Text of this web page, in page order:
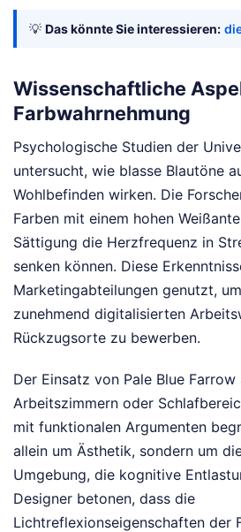
💡 Das könnte Sie interessieren:
Wissenschaftliche
Farbwahrnehmung
Psychologische Studien der
untersucht, wie blasse Blautöne
Wohlbefinden wirken. Die
Farben mit einem hohen
Sättigung die Herzfrequenz in
senken können. Diese
Marketingabteilungen genutzt,
zunehmend digitalisierten
Rückzugsorte zu bewerben.
Der Einsatz von Pale Blue Farrow
Arbeitszimmern oder
mit funktionalen Argumenten
allein um Ästhetik, sondern um
Umgebung, die kognitive
Designer betonen, dass die
Lichtreflexionseigenschaften der